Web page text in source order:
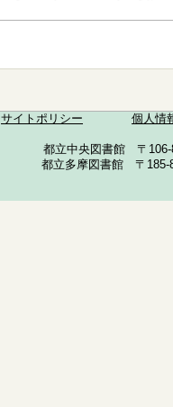
サイトポリシー 個人情
都立中央図書館 〒
都立多摩図書館 〒185-